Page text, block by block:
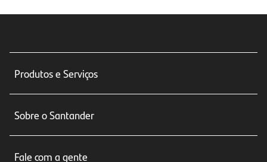
Produtos e Serviços
Seguros
Sobre o Santander
Fale com a gente